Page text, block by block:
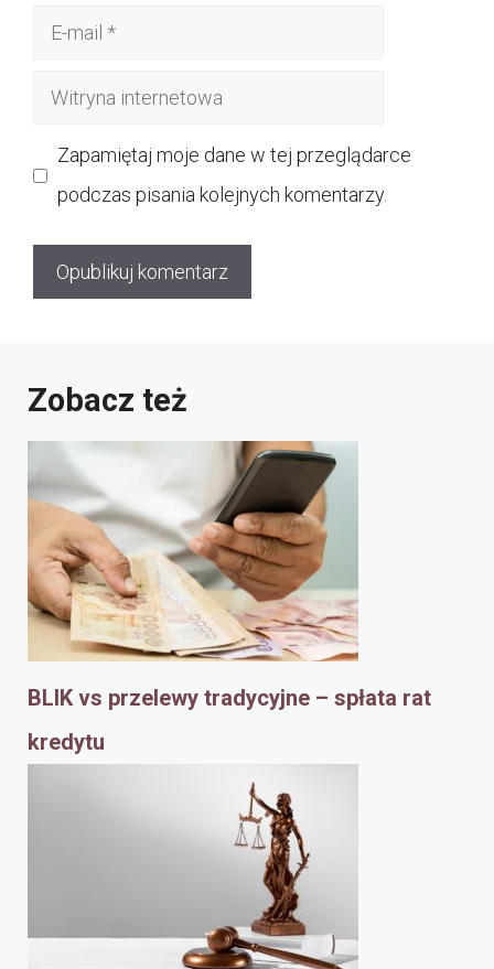
Witryna
Zapamiętaj moje dane w tej przeglądarce
podczas pisania kolejnych komentarzy.
Zobacz też
BLIK vs przelewy tradycyjne – spłata rat
kredytu